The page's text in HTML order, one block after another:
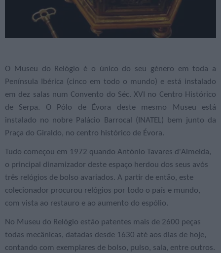
O Museu do Relógio é o único do seu género em toda a
Península Ibérica (cinco em todo o mundo) e está instalado
em dez salas num Convento do Séc. XVI no Centro Histórico
de Serpa. O Pólo de Évora deste mesmo Museu está
instalado no nobre Palácio Barrocal (INATEL) bem junto da
Praça do Giraldo, no centro histórico de Évora.
Tudo começou em 1972 quando António Tavares d'Almeida,
o principal dinamizador deste espaço herdou dos seus avós
três relógios de bolso avariados. A partir de então, este
colecionador procurou relógios por todo o país e mundo,
com vista ao restauro e ao aumento do espólio.
No Museu do Relógio estão patentes mais de 2600 peças
todas mecânicas, datadas desde 1630 até aos dias de hoje,
contando com exemplares de bolso, pulso, sala, entre outros.